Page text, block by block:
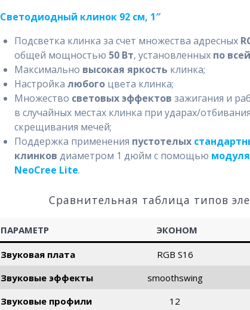
Светодиодный клинок 92 см, 1″
Подсветка клинка за счет множества адресных
общей мощностью 50 Вт, установленных по
Максимально высокая яркость клинка;
Настройка любого цвета клинка;
Множество световых эффектов зажигания и
в случайных местах клинка при ударах/
скрещивания мечей;
Поддержка применения пустотелых
клинков диаметром 1 дюйм с помощью
NeoCree Lite.
Сравнительная таблица типов
ПАРАМЕТР ЭКОНОМ
Звуковая плата RGB S16
Звуковые эффекты
smoothswing
Звуковые профили
12